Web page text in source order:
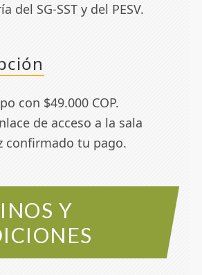
del SG-SST y del PESV.
con $49.000 COP.
de acceso a la sala
confirmado tu pago.
Y